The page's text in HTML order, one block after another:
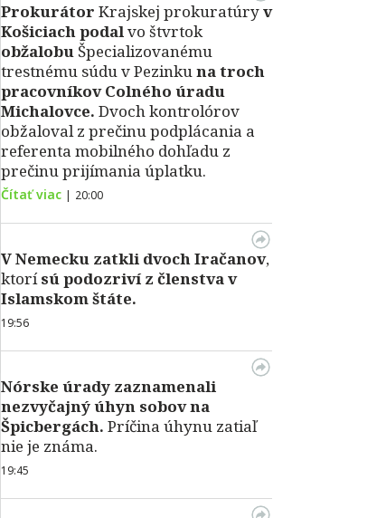
Prokurátor Krajskej prokuratúryv
Košiciach podalvo štvrtok
obžalobu Špecializovanému
trestnému súdu v Pezinkuna troch
pracovníkov Colného úradu
Michalovce. Dvoch kontrolórov
obžaloval z prečinu podplácania a
referenta mobilného dohľadu z
prečinu prijímania úplatku.
Čítať viac | 20:00
V Nemecku zatkli dvoch Iračanov,
ktorísú podozriví z členstva v
Islamskom štáte.
19:56
Nórske úrady zaznamenali
nezvyčajný úhyn sobov na
Špicbergách. Príčina úhynu zatiaľ
nie je známa.
19:45